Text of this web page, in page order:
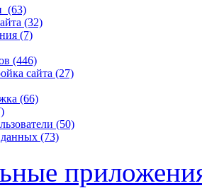
(63)
(32)
(7)
(446)
сайта (27)
(66)
(50)
(73)